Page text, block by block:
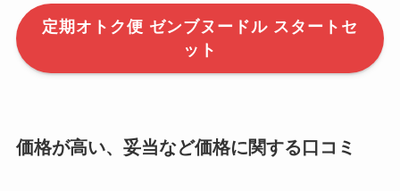
定期オトク便 ゼンブヌードル スタートセ
ット
価格が高い、妥当など価格に関する口コミ